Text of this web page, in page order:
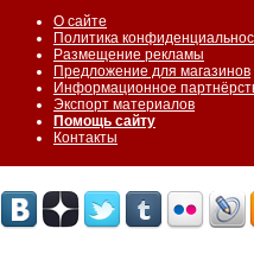
О сайте
Политика
Размещение рекламы
Предложение для магазинов
Информационное
Экспорт материалов
Помощь сайту
Контакты